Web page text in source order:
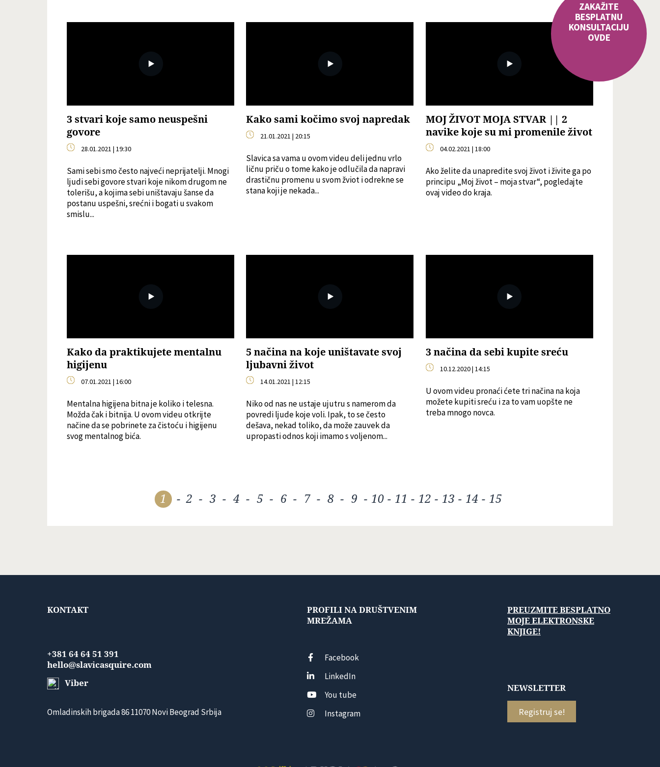
3 stvari koje samo neuspešni
govore
28.01.2021 | 19:30
Sami sebi smo često najveći neprijatelji. Mnogi
ljudi sebi govore stvari koje nikom drugom ne
tolerišu, a kojima sebi uništavaju šanse da
postanu uspešni, srećni i bogati u svakom
smislu...
Kako sami kočimo svoj napredak
21.01.2021 | 20:15
Slavica sa vama u ovom videu deli jednu vrlo
ličnu priču o tome kako je odlučila da napravi
drastičnu promenu u svom žviot i odrekne se
stana koji je nekada...
MOJ ŽIVOT MOJA STVAR || 2
navike koje su mi promenile život
04.02.2021 | 18:00
Ako želite da unapredite svoj život i živite ga po
principu „Moj život – moja stvar“, pogledajte
ovaj video do kraja.
Kako da praktikujete mentalnu
higijenu
07.01.2021 | 16:00
Mentalna higijena bitna je koliko i telesna.
Možda čak i bitnija. U ovom videu otkrijte
načine da se pobrinete za čistoću i higijenu
svog mentalnog bića.
5 načina na koje uništavate svoj
ljubavni život
14.01.2021 | 12:15
Niko od nas ne ustaje ujutru s namerom da
povredi ljude koje voli. Ipak, to se često
dešava, nekad toliko, da može zauvek da
upropasti odnos koji imamo s voljenom...
3 načina da sebi kupite sreću
10.12.2020 | 14:15
U ovom videu pronaći ćete tri načina na koja
možete kupiti sreću i za to vam uopšte ne
treba mnogo novca.
1 - -
2 -
3 -
4 -
5 -
6 -
7 -
8 -
9 -
10 -
11 -
12 -
13 -
14 15
KONTAKT
+381 64 64 51 391
hello@slavicasquire.com
Viber
Omladinskih brigada 86 11070 Novi Beograd Srbija
PROFILI NA DRUŠTVENIM
MREŽAMA
Facebook
LinkedIn
You tube
Instagram
PREUZMITE BESPLATNO
MOJE ELEKTRONSKE
KNJIGE!
NEWSLETTER
Registruj se!
ZAKAŽITE
BESPLATNU
KONSULTACIJU
OVDE